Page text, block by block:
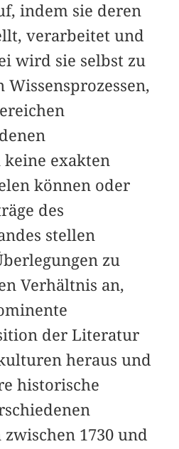
indem sie deren
verarbeitet und
wird sie selbst zu
keine exakten
können oder
des
stellen
zu
Verhältnis an,
der Literatur
heraus und
historische
1730 und